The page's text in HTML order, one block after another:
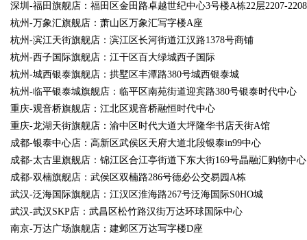
深圳-福田旗舰店：福田区金田路卓越世纪中心3号楼A栋22层2207-2208
杭州-万象汇旗舰店：萧山区万象汇写字楼A座
杭州-滨江天街旗舰店：滨江区长河街道江汉路1378号商铺
杭州-西子国际旗舰店：江干区百大绿城西子国际
杭州-城西银泰旗舰店：拱墅区丰潭路380号城西银泰城
杭州-临平银泰城旗舰店：临平区南苑街道迎宾路380号银泰时代中心
重庆-观音桥旗舰店：江北区观音桥融恒时代中心
重庆-龙湖天街旗舰店：渝中区时代大道大坪隆华书店天街A馆
成都-银泰中心店：高新区武侯区天府大道北段银泰in99中心
成都-太古里旗舰店：锦江区合江亭街道下东大街169号晶融汇购物中心
成都-双楠旗舰店：武侯区双楠路286号德必公交易园A栋
武汉-泛海国际旗舰店：江汉区淮海路267号泛海国际S0HO城
武汉-武汉SKP店：武昌区松竹路汉街万达环球国际中心
南京-万达广场旗舰店：建邺区万达写字楼D座